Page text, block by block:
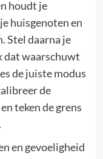
houdt je
huisgenoten en
Stel daarna je
dat waarschuwt
de juiste modus
de
teken de grens
en gevoeligheid